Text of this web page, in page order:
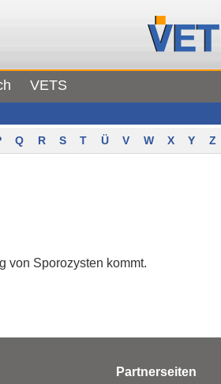
VETS
Q R S T Ü V W X Y Z
von Sporozysten kommt.
Partnerseiten